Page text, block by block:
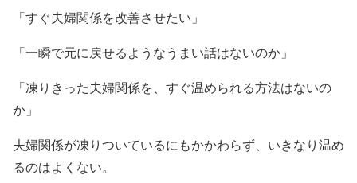
「すぐ夫婦関係を改善させたい」
「一瞬で元に戻せるようなうまい話はないのか」
「凍りきった夫婦関係を、すぐ温められる方法はないの
か」
夫婦関係が凍りついているにもかかわらず、いきなり温め
るのはよくない。